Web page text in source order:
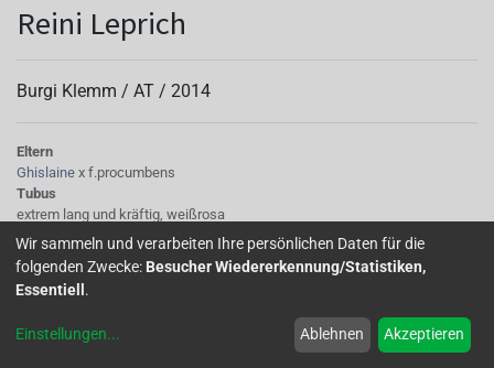
Reini Leprich
Burgi Klemm / AT / 2014
Eltern
Ghislaine x f.procumbens
Tubus
extrem lang und kräftig, weißrosa
Sepalen
groß und breit, weißrosa
Korolle/Petalen
Blütenkrone kurz und dicht gefüllt
Eine Sorte für Liebhaber von außergewöhlichen Formen
Wir sammeln und verarbeiten Ihre persönlichen Daten für die
folgenden Zwecke: Besucher Wiedererkennung/Statistiken,
Essentiell .
Einstellungen... Ablehnen Akzeptieren